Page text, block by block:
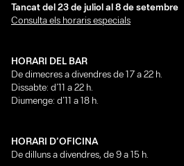
Tancat del 23 de juliol al 8 de setembre
Consulta els horaris especials
HORARI DEL BAR
De dimecres a divendres de 17 a 22 h.
Dissabte: d’11 a 22 h.
Diumenge: d’11 a 18 h.
HORARI D’OFICINA
De dilluns a divendres, de 9 a 15 h.